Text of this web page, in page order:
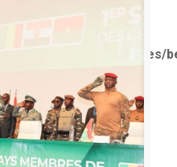
offset on value of type
padresblancos/